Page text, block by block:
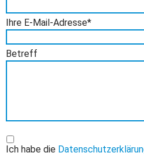
Pflichtfeld
Ihre E-Mail-Adresse*
Betreff
Ich habe die